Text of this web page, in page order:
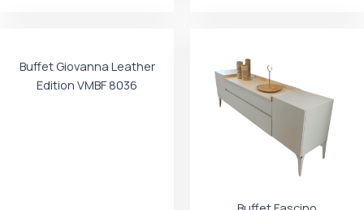
Buffet Giovanna Leather
Edition VMBF 8036